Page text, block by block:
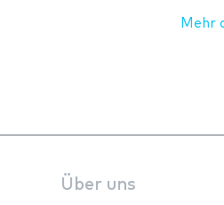
Mehr
Über uns